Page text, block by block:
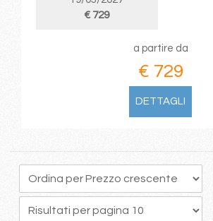
€ 729
a partire da
€ 729
DETTAGLI